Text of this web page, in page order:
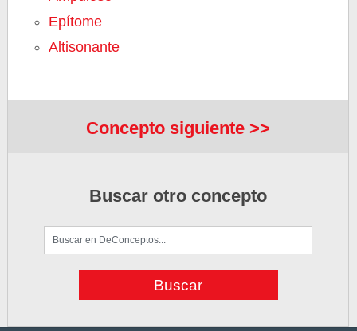
Epítome
Altisonante
Concepto siguiente >>
Buscar otro concepto